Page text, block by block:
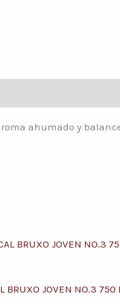
ahumado y
BRUXO JOVEN NO.3 750